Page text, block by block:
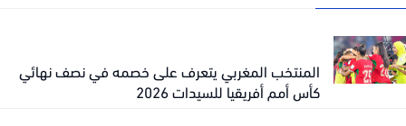
المنتخب المغربي يتعرف على خصمه في نصف نهائي
كأس أمم أفريقيا للسيدات 2026